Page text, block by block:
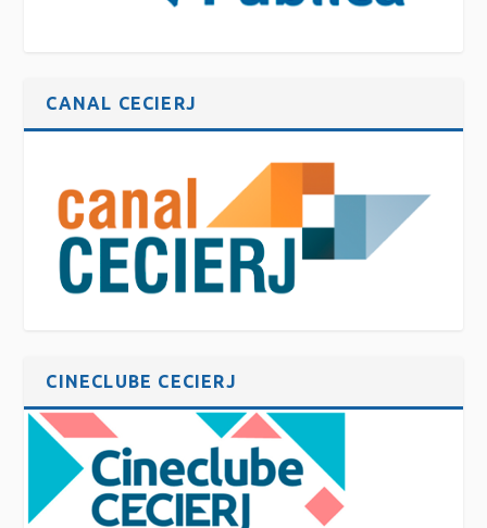
CANAL CECIERJ
CINECLUBE CECIERJ